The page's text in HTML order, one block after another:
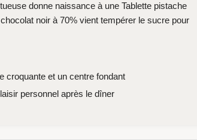
donne naissance à une Tablette pistache
noir à 70% vient tempérer le sucre pour
croquante et un centre fondant
personnel après le dîner